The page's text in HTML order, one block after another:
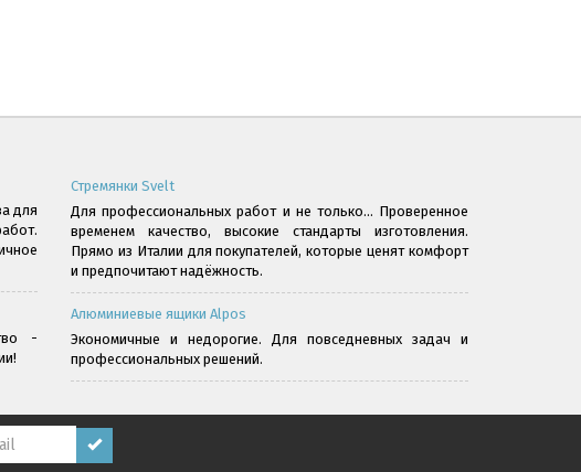
для
-
Стремянки Svelt
Для профессиональных работ и не только... Проверенное
временем качество, высокие стандарты изготовления.
Прямо из Италии для покупателей, которые ценят комфорт
и предпочитают надёжность.
Алюминиевые ящики Alpos
Экономичные и недорогие. Для повседневных задач и
профессиональных решений.